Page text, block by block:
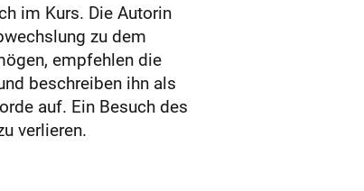
im Kurs. Die Autorin
zu dem
empfehlen die
beschreiben ihn als
auf. Ein Besuch des
verlieren.